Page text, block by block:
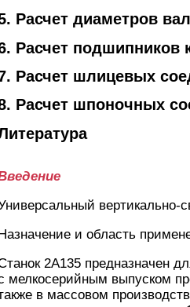
Расчет диаметров
Расчет подшипников
Расчет шлицевых
Расчет шпоночных
вертикально-
Назначение и область
2А135 предназначен
мелкосерийным выпуском
в массовом